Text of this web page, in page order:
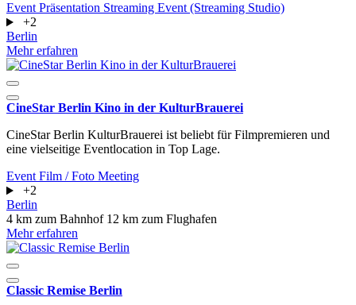
Event Präsentation Streaming Event (Streaming Studio)
+2
Berlin
Mehr erfahren
CineStar Berlin Kino in der KulturBrauerei
CineStar Berlin KulturBrauerei ist beliebt für Filmpremieren und
eine vielseitige Eventlocation in Top Lage.
Event Film / Foto Meeting
+2
Berlin
4 km zum Bahnhof 12 km zum Flughafen
Mehr erfahren
Classic Remise Berlin